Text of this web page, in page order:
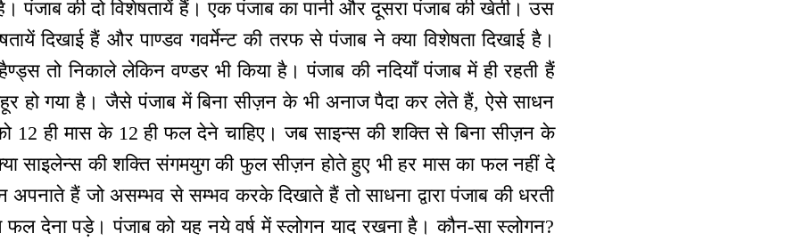
पंजाब की दो विशेषतायें हैं। एक पंजाब का पानी और दूसरा पंजाब की खेती। उस
दिखाई हैं और पाण्डव गवर्मेन्ट की तरफ से पंजाब ने क्या विशेषता दिखाई है।
तो निकाले लेकिन वण्डर भी किया है। पंजाब की नदियाँ पंजाब में ही रहती हैं
हो गया है। जैसे पंजाब में बिना सीज़न के भी अनाज पैदा कर लेते हैं, ऐसे साधन
12 ही मास के 12 ही फल देने चाहिए। जब साइन्स की शक्ति से बिना सीज़न के
साइलेन्स की शक्ति संगमयुग की फुल सीज़न होते हुए भी हर मास का फल नहीं दे
हैं जो असम्भव से सम्भव करके दिखाते हैं तो साधना द्वारा पंजाब की धरती
फल देना पड़े। पंजाब को यह नये वर्ष में स्लोगन याद रखना है। कौन-सा स्लोगन?